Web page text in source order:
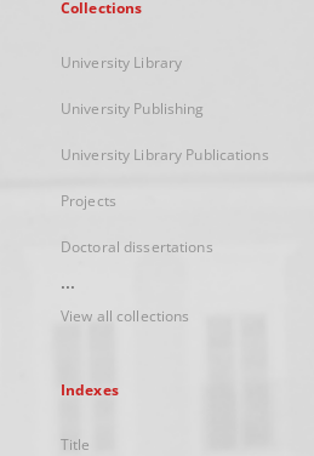
Collections
University Library
University Publishing
University Library Publications
Projects
Doctoral dissertations
...
View all collections
Indexes
Title